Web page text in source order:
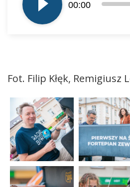
dźwiękowych 00:00
Fot. Filip Kłęk, Remigiusz